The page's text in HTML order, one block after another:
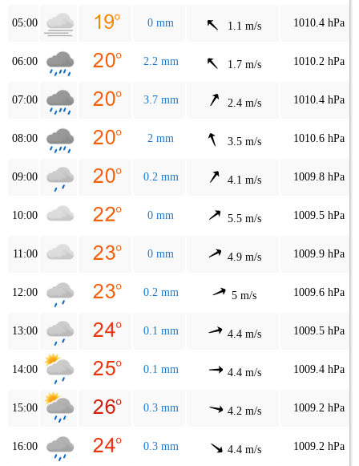
05:00 0 mm 1.1 m/s 1010.4 hPa
06:00 2.2 mm 1.7 m/s 1010.2 hPa
07:00 3.7 mm 2.4 m/s 1010.4 hPa
08:00 2 mm 3.5 m/s 1010.6 hPa
09:00 0.2 mm 4.1 m/s 1009.8 hPa
10:00 0 mm 5.5 m/s 1009.5 hPa
11:00 0 mm 4.9 m/s 1009.9 hPa
12:00 0.2 mm 5 m/s 1009.6 hPa
13:00 0.1 mm 4.4 m/s 1009.5 hPa
14:00 0.1 mm 4.4 m/s 1009.4 hPa
15:00 0.3 mm 4.2 m/s 1009.2 hPa
16:00 0.3 mm 4.4 m/s 1009.2 hPa